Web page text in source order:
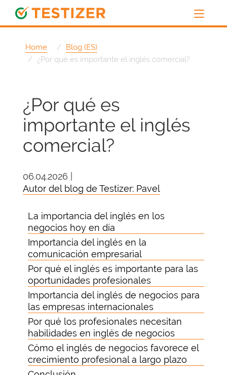
Home
Blog (ES)
¿Por qué es importante el inglés comercial?
¿Por qué es
importante el inglés
comercial?
06.04.2026 |
Autor del blog de Testizer: Pavel
La importancia del inglés en los
negocios hoy en día
Importancia del inglés en la
comunicación empresarial
Por qué el inglés es importante para las
oportunidades profesionales
Importancia del inglés de negocios para
las empresas internacionales
Por qué los profesionales necesitan
habilidades en inglés de negocios
Cómo el inglés de negocios favorece el
crecimiento profesional a largo plazo